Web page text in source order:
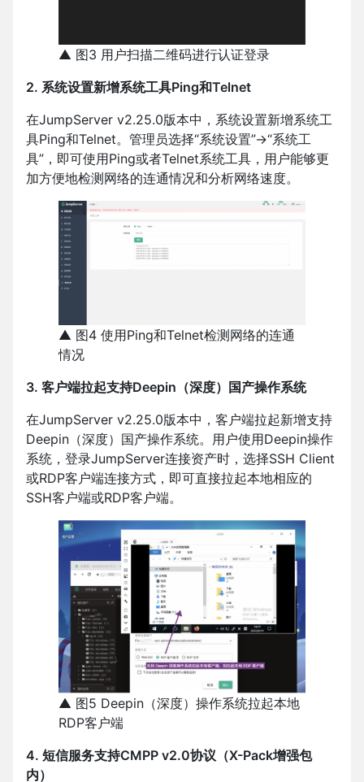
▲ 图3 用户扫描二维码进行认证登录
2. 系统设置新增系统⼯具Ping和Telnet
在JumpServer v2.25.0版本中，系统设置新增系统⼯
具Ping和Telnet。管理员选择“系统设置”→“系统工
具”，即可使用Ping或者Telnet系统工具，用户能够更
加方便地检测网络的连通情况和分析网络速度。
▲ 图4 使用Ping和Telnet检测网络的连通
情况
3. 客户端拉起支持Deepin（深度）国产操作系统
在JumpServer v2.25.0版本中，客户端拉起新增支持
Deepin（深度）国产操作系统。用户使用Deepin操作
系统，登录JumpServer连接资产时，选择SSH Client
或RDP客户端连接方式，即可直接拉起本地相应的
SSH客户端或RDP客户端。
▲ 图5 Deepin（深度）操作系统拉起本地
RDP客户端
4. 短信服务支持CMPP v2.0协议（X-Pack增强包
内）